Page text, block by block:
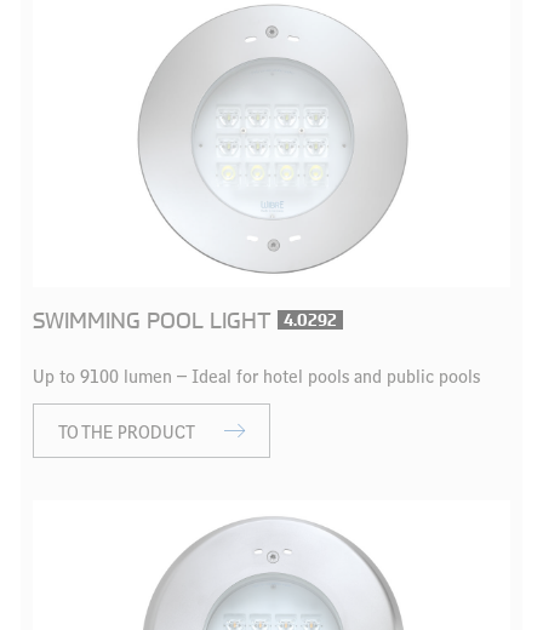
SWIMMING POOL LIGHT 4.0292
Up to 9100 lumen – Ideal for hotel pools and public pools
TO THE PRODUCT